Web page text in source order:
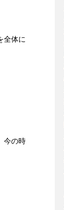
全体に
今の時